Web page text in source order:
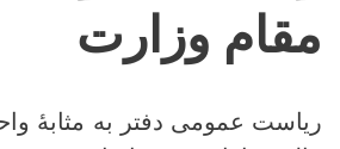
مقام وزارت
ریاست عمومی دفتر به مثابۀ